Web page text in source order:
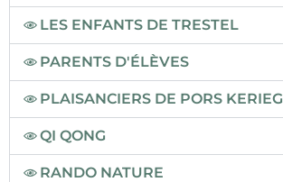
LES ENFANTS DE TRESTEL
PARENTS D'ÉLÈVES
PLAISANCIERS DE PORS KERIEG
QI QONG
RANDO NATURE